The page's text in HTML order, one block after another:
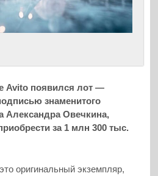
Avito появился лот —
знаменитого
Александра Овечкина,
за 1 млн 300 тыс.
оригинальный экземпляр,